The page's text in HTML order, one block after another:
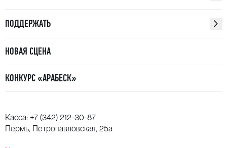
ПОДДЕРЖАТЬ
НОВАЯ СЦЕНА
КОНКУРС «АРАБЕСК»
Касса: +7 (342) 212-30-87
Пермь, Петропавловская, 25а